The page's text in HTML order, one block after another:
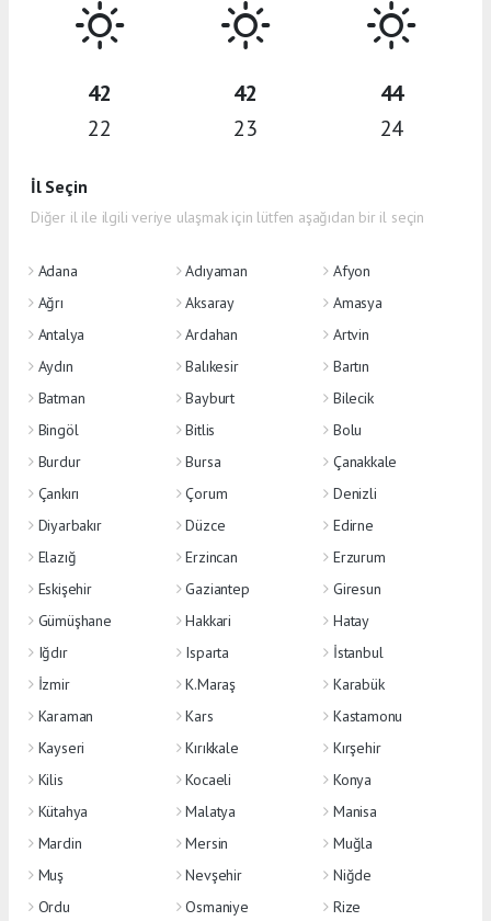
42
22
42
23
44
24
İl Seçin
Diğer il ile ilgili veriye ulaşmak için lütfen aşağıdan bir il seçin
Adana Adıyaman
Afyon
Ağrı
Aksaray
Amasya
Antalya
Ardahan
Artvin
Aydın
Balıkesir
Bartın
Batman
Bayburt
Bilecik
Bingöl
Bitlis
Bolu
Burdur
Bursa
Çanakkale
Çankırı
Çorum
Denizli
Diyarbakır
Düzce
Edirne
Elazığ
Erzincan
Erzurum
Eskişehir
Gaziantep
Giresun
Gümüşhane
Hakkari
Hatay
Iğdır
Isparta
İstanbul
İzmir
K.Maraş
Karabük
Karaman
Kars
Kastamonu
Kayseri
Kırıkkale
Kırşehir
Kilis
Kocaeli
Konya
Kütahya
Malatya
Manisa
Mardin
Mersin
Muğla
Muş
Nevşehir
Niğde
Ordu
Osmaniye Rize